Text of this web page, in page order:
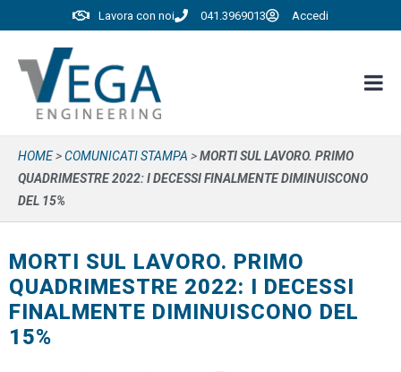
Lavora con noi 041.3969013 Accedi
HOME>COMUNICATI STAMPA >MORTI SUL LAVORO. PRIMO
QUADRIMESTRE 2022: I DECESSI FINALMENTE DIMINUISCONO
DEL 15%
MORTI SUL LAVORO. PRIMO
QUADRIMESTRE 2022: I DECESSI
FINALMENTE DIMINUISCONO DEL
15%